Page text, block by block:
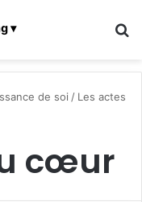
▾
de soi / Les actes
cœur